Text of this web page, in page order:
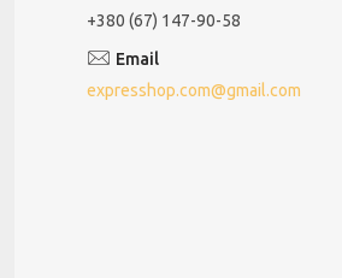
+380 (67) 147-90-58
expresshop.com@gmail.com